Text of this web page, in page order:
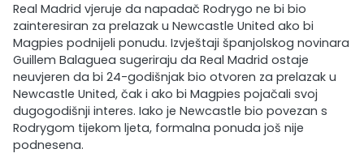
Real Madrid vjeruje da napadač Rodrygo ne bi bio
zainteresiran za prelazak u Newcastle United ako bi
Magpies podnijeli ponudu. Izvještaji španjolskog novinara
Guillem Balaguea sugeriraju da Real Madrid ostaje
neuvjeren da bi 24-godišnjak bio otvoren za prelazak u
Newcastle United, čak i ako bi Magpies pojačali svoj
dugogodišnji interes. Iako je Newcastle bio povezan s
Rodrygom tijekom ljeta, formalna ponuda još nije
podnesena.